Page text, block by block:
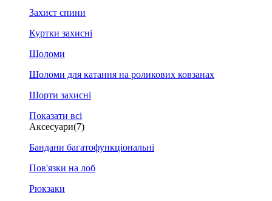
Захист спини
Куртки захисні
Шоломи
Шоломи для катання на роликових ковзанах
Шорти захисні
Показати всі
Аксесуари(7)
Бандани багатофункціональні
Пов'язки на лоб
Рюкзаки